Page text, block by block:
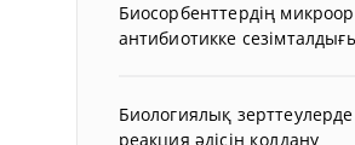
Биосорбенттердің
антибиотикке
Биологиялық зерттеулерде
реакция әдісін қолдану